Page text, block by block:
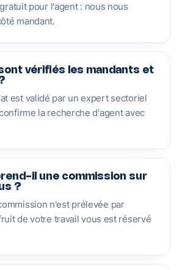
pour l'agent : nous nous
mandant.
vérifiés les mandants et
est validé par un expert sectoriel
la recherche d'agent avec
il une commission sur
?
n'est prélevée par
de votre travail vous est réservé